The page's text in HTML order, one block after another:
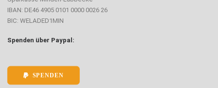
IBAN: DE46 4905 0101 0000 0026 26
BIC: WELADED1MIN
Spenden über Paypal:
SPENDEN